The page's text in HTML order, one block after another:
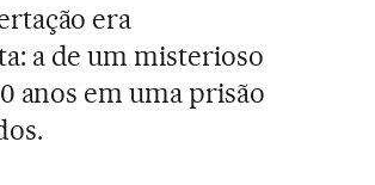
era
a de um misterioso
anos em uma prisão